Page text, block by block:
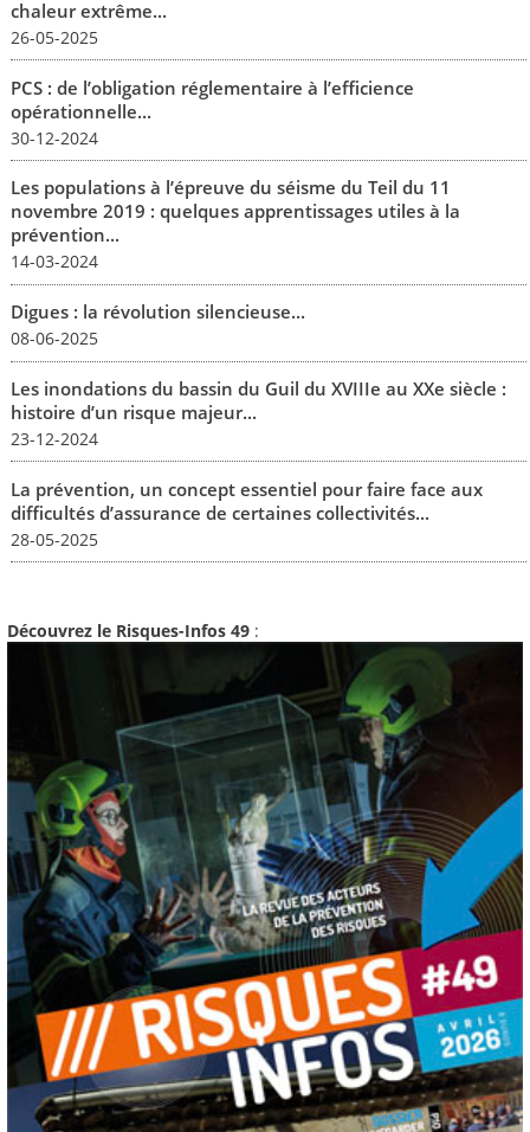
chaleur extrême...
26-05-2025
PCS : de l’obligation réglementaire à l’efficience
opérationnelle...
30-12-2024
Les populations à l’épreuve du séisme du Teil du 11
novembre 2019 : quelques apprentissages utiles à la
prévention...
14-03-2024
Digues : la révolution silencieuse...
08-06-2025
Les inondations du bassin du Guil du XVIIIe au XXe siècle :
histoire d’un risque majeur...
23-12-2024
La prévention, un concept essentiel pour faire face aux
difficultés d’assurance de certaines collectivités...
28-05-2025
Découvrez le Risques-Infos 49 :